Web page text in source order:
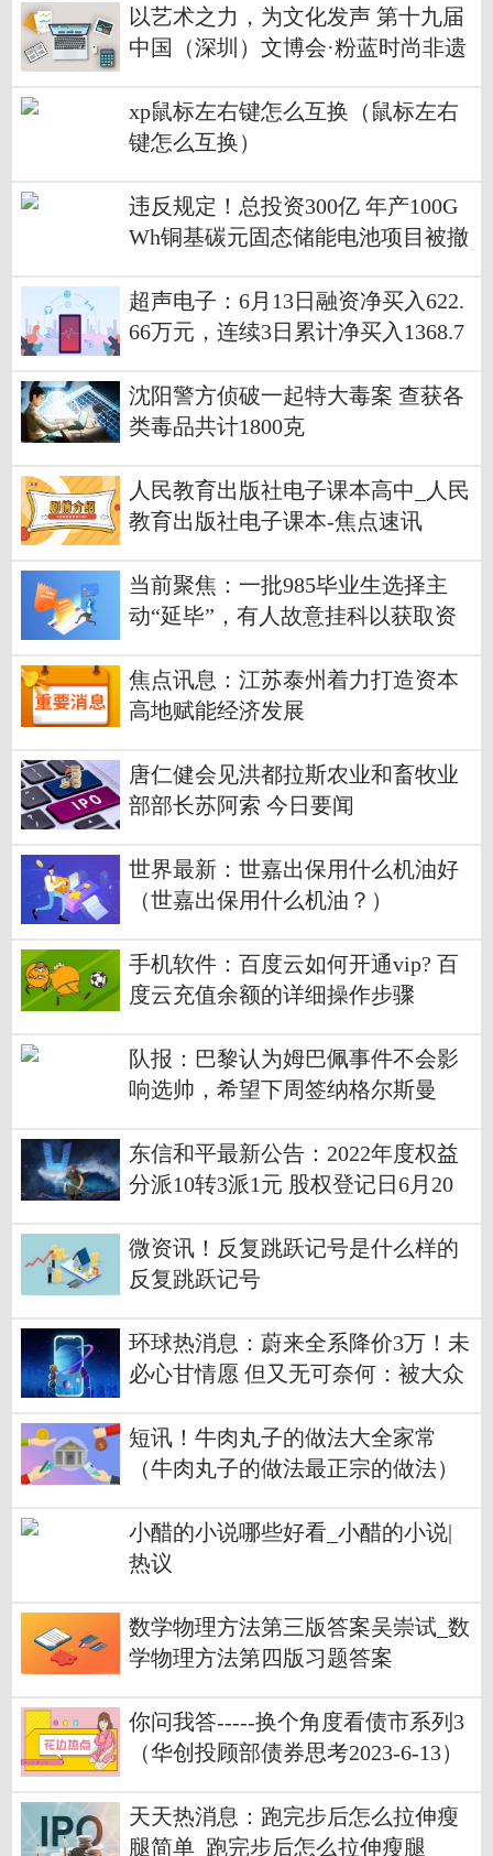
以艺术之力，为文化发声 第十九届
中国（深圳）文博会·粉蓝时尚非遗
xp鼠标左右键怎么互换（鼠标左右
键怎么互换）
违反规定！总投资300亿 年产100G
Wh铜基碳元固态储能电池项目被撤
超声电子：6月13日融资净买入622.
66万元，连续3日累计净买入1368.7
沈阳警方侦破一起特大毒案 查获各
类毒品共计1800克
人民教育出版社电子课本高中_人民
教育出版社电子课本-焦点速讯
当前聚焦：一批985毕业生选择主
动“延毕”，有人故意挂科以获取资
焦点讯息：江苏泰州着力打造资本
高地赋能经济发展
唐仁健会见洪都拉斯农业和畜牧业
部部长苏阿索 今日要闻
世界最新：世嘉出保用什么机油好
（世嘉出保用什么机油？）
手机软件：百度云如何开通vip? 百
度云充值余额的详细操作步骤
队报：巴黎认为姆巴佩事件不会影
响选帅，希望下周签纳格尔斯曼
东信和平最新公告：2022年度权益
分派10转3派1元 股权登记日6月20
微资讯！反复跳跃记号是什么样的
反复跳跃记号
环球热消息：蔚来全系降价3万！未
必心甘情愿 但又无可奈何：被大众
短讯！牛肉丸子的做法大全家常
（牛肉丸子的做法最正宗的做法）
小醋的小说哪些好看_小醋的小说|
热议
数学物理方法第三版答案吴崇试_数
学物理方法第四版习题答案
你问我答-----换个角度看债市系列3
（华创投顾部债券思考2023-6-13）
天天热消息：跑完步后怎么拉伸瘦
腿简单_跑完步后怎么拉伸瘦腿